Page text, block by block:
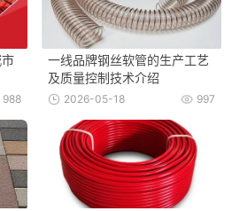
988
一线品牌钢丝软管的生产工艺
及质量控制技术介绍
997
2026-05-18